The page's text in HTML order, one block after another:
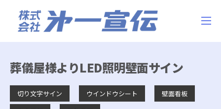
葬儀屋様よりLED照明壁面サイン
切り文字サイン ウインドウシート
壁面看板